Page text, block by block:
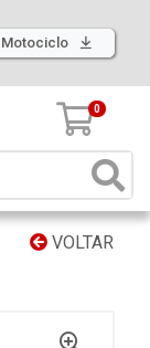
Motociclo
0
VOLTAR